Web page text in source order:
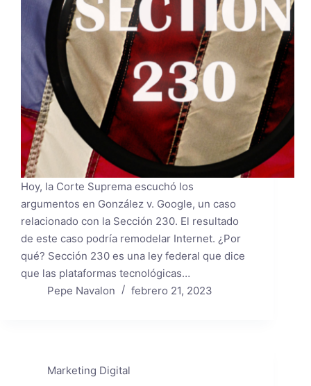
Hoy, la Corte Suprema escuchó los
argumentos en González v. Google, un caso
relacionado con la Sección 230. El resultado
de este caso podría remodelar Internet. ¿Por
qué? Sección 230 es una ley federal que dice
que las plataformas tecnológicas…
Pepe Navalon
febrero 21, 2023
Marketing Digital